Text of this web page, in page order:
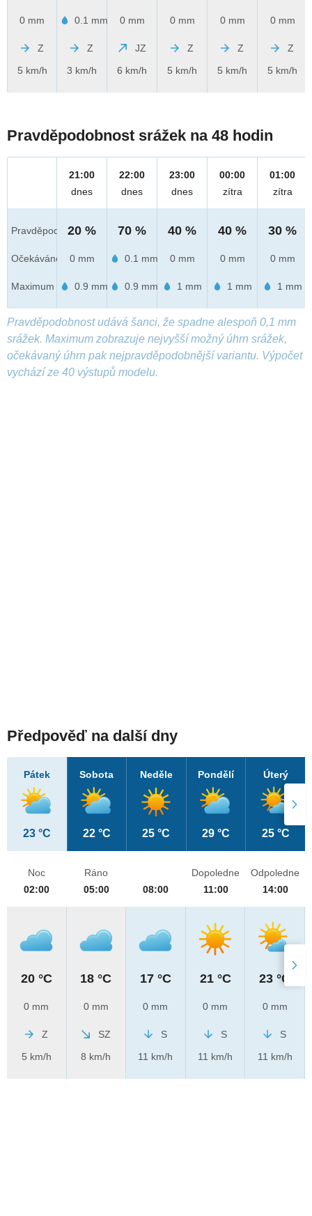
0 mm
Z
5 km/h
0.1 mm
Z
3 km/h
0 mm
JZ
6 km/h
0 mm
Z
5 km/h
0 mm
Z
5 km/h
0 mm
Z
5 km/h
Pravděpodobnost srážek na 48 hodin
Pravděpod.
Očekáváno
Maximum
21:00
dnes
20 %
0 mm
0.9 mm
22:00
dnes
70 %
0.1 mm
0.9 mm
23:00
dnes
40 %
0 mm
1 mm
00:00
zítra
40 %
0 mm
1 mm
01:00
zítra
30 %
0 mm
1 mm
Pravděpodobnost udává šanci, že spadne alespoň 0,1 mm
srážek. Maximum zobrazuje nejvyšší možný úhrn srážek,
očekávaný úhrn pak nejpravděpodobnější variantu. Výpočet
vychází ze 40 výstupů modelu.
Předpověď na další dny
Pátek
23 °C
Sobota
22 °C
Neděle
25 °C
Pondělí
29 °C
Úterý
25 °C
Noc
02:00
20 °C
0 mm
Z
5 km/h
Ráno
05:00
18 °C
0 mm
SZ
8 km/h
08:00
17 °C
0 mm
S
11 km/h
Dopoledne
11:00
21 °C
0 mm
S
11 km/h
Odpoledne
14:00
23 °C
0 mm
S
11 km/h